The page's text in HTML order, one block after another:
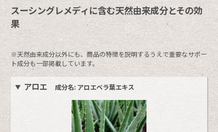
スーシングレメディに含む天然由来成分とその効
果
※天然由来成分以外にも、商品の特徴を説明するうえで重要なサポー
ト成分も一部掲載しています。
アロエ 成分名: アロエベラ葉エキス